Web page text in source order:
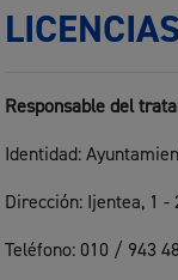
Responsable del
Identidad:
Dirección: Ijentea, 1 -
Teléfono: 010 / 943